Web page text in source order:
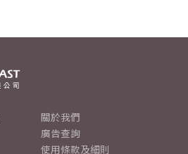
關於我們
廣告查詢
使用條款及細則